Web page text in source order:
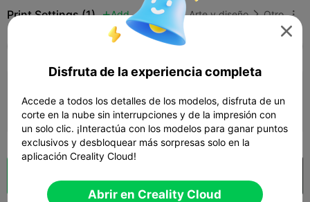
Print Settings (1) Add Arte y diseño  Otro 
K2 Pro
 03m 37s  1 plates  1.42g

Disfruta de la experiencia completa
Accede a todos los detalles de los modelos, disfruta de un
corte en la nube sin interrupciones y de la impresión con
un solo clic. ¡Interactúa con los modelos para ganar puntos
exclusivos y desbloquear más sorpresas solo en la
aplicación Creality Cloud!
Abrir en Creality Cloud